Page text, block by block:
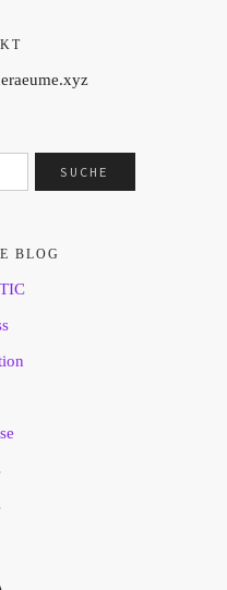
BLOG